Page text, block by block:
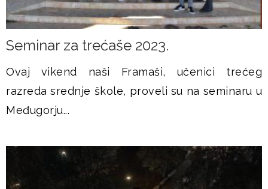
Seminar za trećaše 2023.
Ovaj vikend naši Framaši, učenici trećeg
razreda srednje škole, proveli su na seminaru u
Međugorju...